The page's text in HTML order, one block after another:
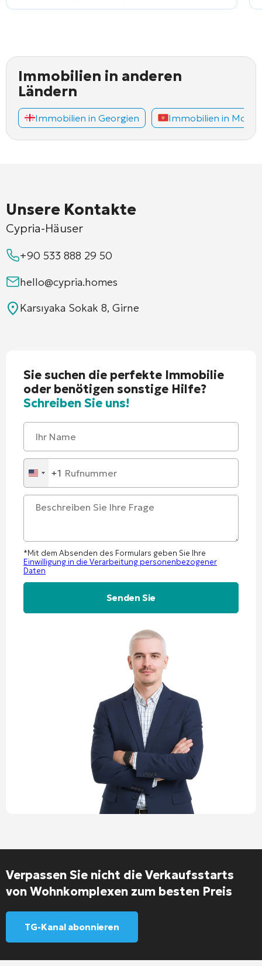
Immobilien in anderen
Ländern
Immobilien in Georgien Immobilien in
Unsere Kontakte
Cypria-Häuser
+90 533 888 29 50
hello@cypria.homes
Karsıyaka Sokak 8, Girne
Sie suchen die perfekte Immobilie
oder benötigen sonstige Hilfe?
Schreiben Sie uns!
United
States
+1
+1
*Mit dem Absenden des Formulars geben Sie Ihre
Einwilligung in die Verarbeitung personenbezogener
Daten
Verpassen Sie nicht die Verkaufsstarts
von Wohnkomplexen zum besten Preis
TG-Kanal abonnieren